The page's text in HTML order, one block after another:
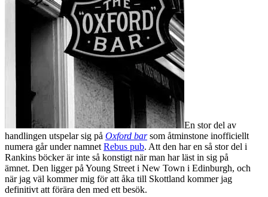
En stor del av
handlingen utspelar sig på Oxford barsom åtminstone inofficiellt
numera går under namnet Rebus pub. Att den har en så stor del i
Rankins böcker är inte så konstigt när man har läst in sig på
ämnet. Den ligger på Young Street i New Town i Edinburgh, och
när jag väl kommer mig för att åka till Skottland kommer jag
definitivt att förära den med ett besök.